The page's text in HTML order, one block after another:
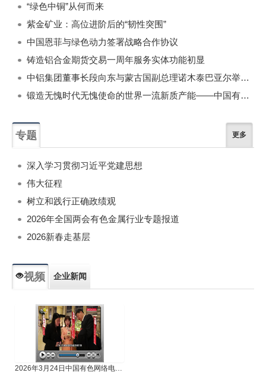
“绿色中铜”从何而来
紫金矿业：高位进阶后的“韧性突围”
中国恩菲与绿色动力签署战略合作协议
铸造铝合金期货交易一周年服务实体功能初显
中铝集团董事长段向东与蒙古国副总理诺木泰巴亚尔举行会谈
锻造无愧时代无愧使命的世界一流新质产能——中国有色金属工业的战略应对与破局之道（二）
专题 更多
深入学习贯彻习近平党建思想
伟大征程
树立和践行正确政绩观
2026年全国两会有色金属行业专题报道
2026新春走基层
视频 企业新闻
2026年3月24日中国有色网络电视新闻